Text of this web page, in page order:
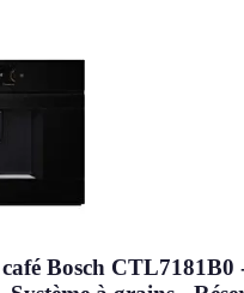
Bosch CTL7181B0